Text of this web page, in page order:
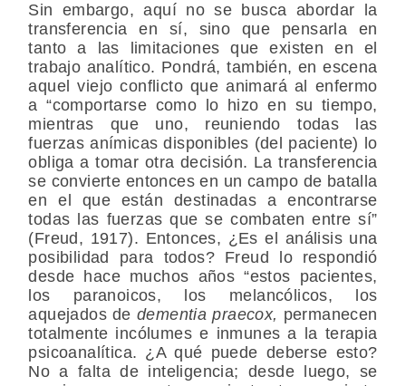
Sin embargo, aquí no se busca abordar la
transferencia en sí, sino que pensarla en
tanto a las limitaciones que existen en el
trabajo analítico. Pondrá, también, en escena
aquel viejo conflicto que animará al enfermo
a “comportarse como lo hizo en su tiempo,
mientras que uno, reuniendo todas las
fuerzas anímicas disponibles (del paciente) lo
obliga a tomar otra decisión. La transferencia
se convierte entonces en un campo de batalla
en el que están destinadas a encontrarse
todas las fuerzas que se combaten entre sí”
(Freud, 1917). Entonces, ¿Es el análisis una
posibilidad para todos? Freud lo respondió
desde hace muchos años “estos pacientes,
los paranoicos, los melancólicos, los
aquejados de dementia praecox, permanecen
totalmente incólumes e inmunes a la terapia
psicoanalítica. ¿A qué puede deberse esto?
No a falta de inteligencia; desde luego, se